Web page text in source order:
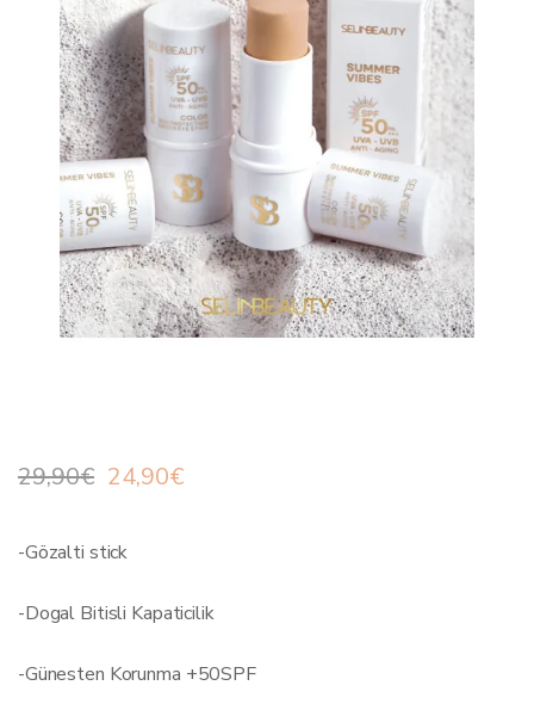
29,90€ Ursprünglicher
war:
29,90€
24,90€Aktueller
24,90€.
-Gözalti stick
-Dogal Bitisli Kapaticilik
-Günesten Korunma +50SPF